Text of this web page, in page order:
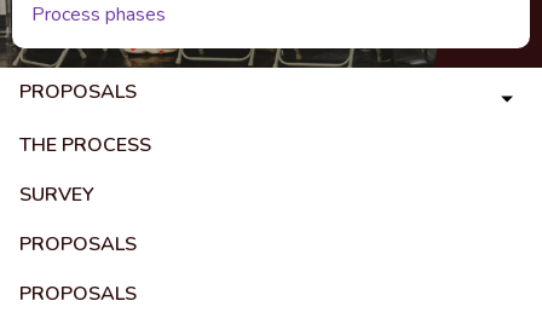
Process phases
PROPOSALS
THE PROCESS
SURVEY
PROPOSALS
PROPOSALS